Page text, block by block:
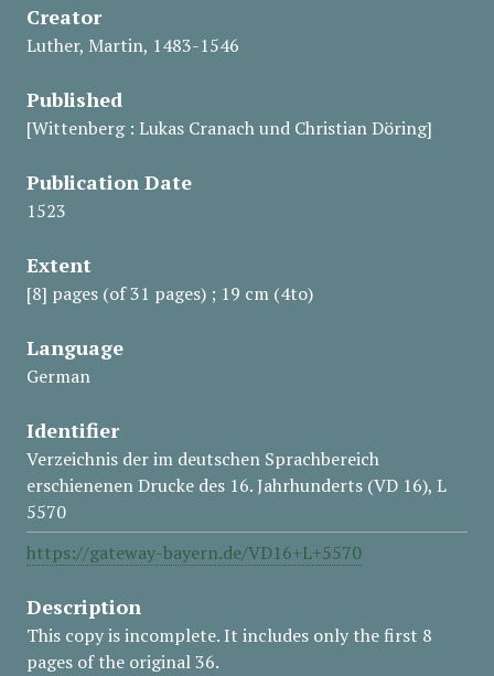
Creator
Luther, Martin, 1483-1546
Published
[Wittenberg : Lukas Cranach und Christian Döring]
Publication Date
1523
Extent
[8] pages (of 31 pages) ; 19 cm (4to)
Language
German
Identifier
Verzeichnis der im deutschen Sprachbereich
erschienenen Drucke des 16. Jahrhunderts (VD 16), L
5570
https://gateway-bayern.de/VD16+L+5570
Description
This copy is incomplete. It includes only the first 8
pages of the original 36.